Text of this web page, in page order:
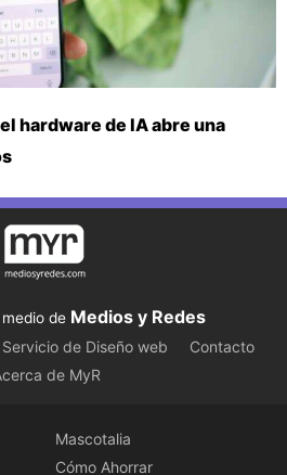
hardware de IA abre una
de Medios y Redes
Servicio de Diseño web
Contacto
de MyR
Mascotalia
Cómo Ahorrar